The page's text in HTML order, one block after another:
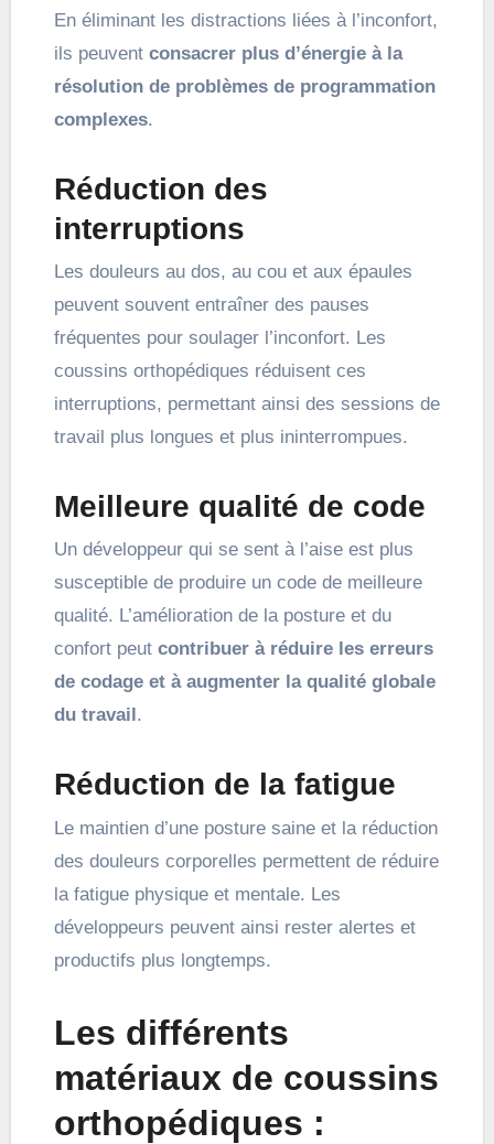
En éliminant les distractions liées à l’inconfort,
ils peuvent consacrer plus d’énergie à la
résolution de problèmes de programmation
complexes.
Réduction des
interruptions
Les douleurs au dos, au cou et aux épaules
peuvent souvent entraîner des pauses
fréquentes pour soulager l’inconfort. Les
coussins orthopédiques réduisent ces
interruptions, permettant ainsi des sessions de
travail plus longues et plus ininterrompues.
Meilleure qualité de code
Un développeur qui se sent à l’aise est plus
susceptible de produire un code de meilleure
qualité. L’amélioration de la posture et du
confort peut contribuer à réduire les erreurs
de codage et à augmenter la qualité globale
du travail .
Réduction de la fatigue
Le maintien d’une posture saine et la réduction
des douleurs corporelles permettent de réduire
la fatigue physique et mentale. Les
développeurs peuvent ainsi rester alertes et
productifs plus longtemps.
Les différents
matériaux de coussins
orthopédiques :